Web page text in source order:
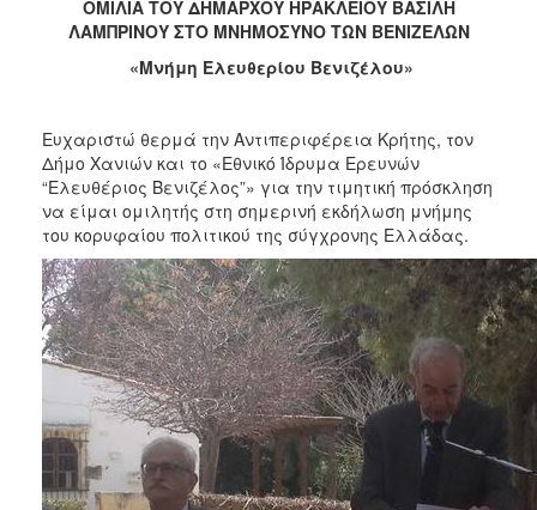
2007
-
2013
ΤΟΠΟΣ
ΠΟΛΙΤΙΣΜΟΣ
ΑΝΘΕΚΤΙΚΗ
ΟΜΙΛΙΑ ΤΟΥ ΔΗΜΑΡΧΟΥ ΗΡΑΚΛΕΙΟΥ ΒΑΣΙΛΗ
ΛΑΜΠΡΙΝΟΥ ΣΤΟ ΜΝΗΜΟΣΥΝΟ ΤΩΝ ΒΕΝΙΖΕΛΩΝ
«Μνήμη Ελευθερίου Βενιζέλου»
Ευχαριστώ θερμά την Αντιπεριφέρεια Κρήτης, τον
Δήμο Χανιών και το «Εθνικό Ίδρυμα Ερευνών
“Ελευθέριος Βενιζέλος”» για την τιμητική πρόσκληση
να είμαι ομιλητής στη σημερινή εκδήλωση μνήμης
του κορυφαίου πολιτικού της σύγχρονης Ελλάδας.